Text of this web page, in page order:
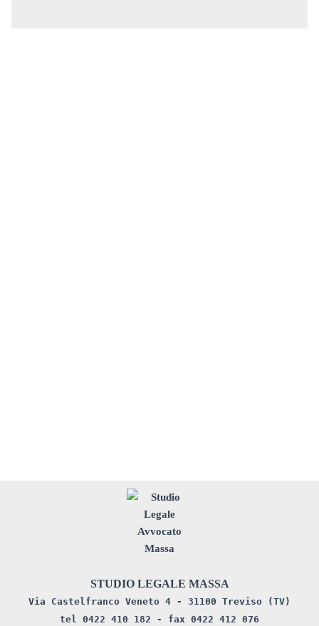
STUDIO LEGALE MASSA
Via Castelfranco Veneto 4 - 31100 Treviso (TV)
tel 0422 410 182 - fax 0422 412 076